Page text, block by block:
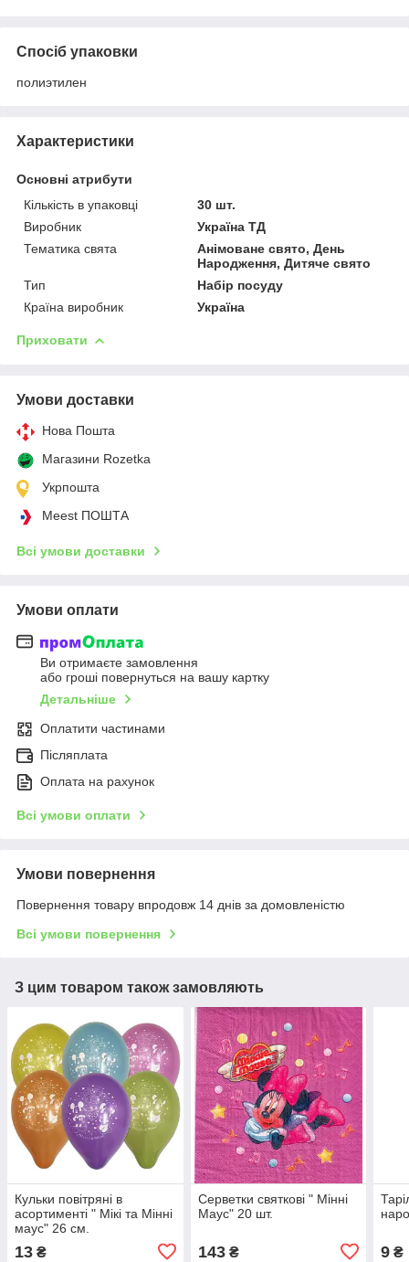
Спосіб упаковки
полиэтилен
Характеристики
Основні атрибути
Кількість в упаковці
30 шт.
Виробник
Україна ТД
Тематика свята
Анімоване свято, День
Народження, Дитяче свято
Тип
Набір посуду
Країна виробник
Україна
Приховати
Умови доставки
Нова Пошта
Магазини Rozetka
Укрпошта
Meest ПОШТА
Всі умови доставки
Умови оплати
Ви отримаєте замовлення
або гроші повернуться на вашу картку
Детальніше
Оплатити частинами
Післяплата
Оплата на рахунок
Всі умови оплати
Умови повернення
Повернення товару впродовж 14 днів за домовленістю
Всі умови повернення
З цим товаром також замовляють
Кульки повітряні в
асортименті " Мікі та Мінні
маус" 26 см.
13 ₴
Серветки святкові " Мінні
Маус" 20 шт.
143₴ 9 ₴